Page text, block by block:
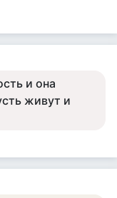
и она
живут и